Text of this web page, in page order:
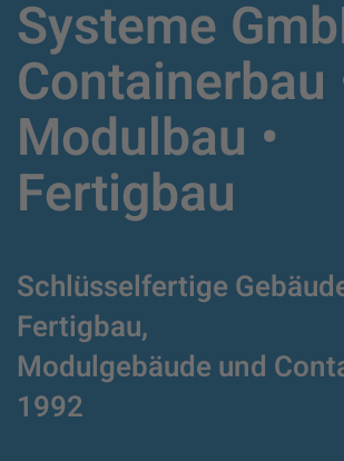
Systeme
Containerbau
Modulbau •
Fertigbau
Schlüsselfertige
Fertigbau,
Modulgebäude und
1992